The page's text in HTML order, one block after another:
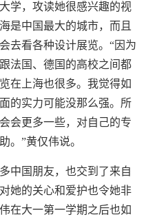
学，攻读她很感兴趣的视
是中国最大的城市，而且
去看各种设计展览。“因为
法国、德国的高校之间都
在上海也很多。我觉得如
的实力可能没那么强。所
会更多一些，对自己的专
。”黄仅伟说。
中国朋友，也交到了来自
她的关心和爱护也令她非
在大一第一学期之后也如